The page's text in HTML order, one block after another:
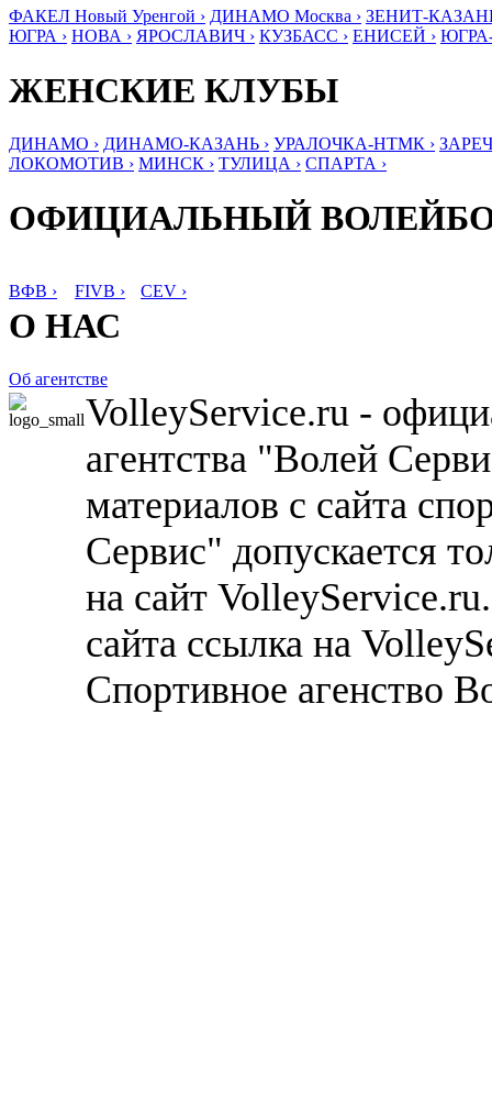
ФАКЕЛ Новый Уренгой › ДИНАМО Москва › ЗЕНИТ-
ЮГРА › НОВА › ЯРОСЛАВИЧ › КУЗБАСС › ЕНИСЕЙ ›
ЖЕНСКИЕ КЛУБЫ
ДИНАМО › ДИНАМО-КАЗАНЬ › УРАЛОЧКА-НТМК ›
ЛОКОМОТИВ › МИНСК › ТУЛИЦА › СПАРТА ›
ОФИЦИАЛЬНЫЙ
ВФВ › FIVB › CEV ›
О НАС
Об агентстве
VolleyService.ru -
агентства "Волей
материалов с сайта
Сервис" допускается
на сайт
сайта ссылка на
Спортивное агенство